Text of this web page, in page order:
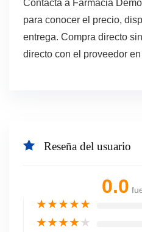
Contacta a Farmacia
para conocer el precio,
entrega. Compra directo
directo con el proveedor
Reseña del usuario
0.0
★★★★★
★★★★★